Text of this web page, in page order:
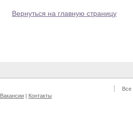
Вернуться на главную страницу
Вакансии | Контакты
Все